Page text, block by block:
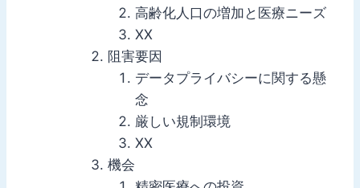
高齢化人口の増加と医療ニーズ
XX
阻害要因
データプライバシーに関する懸
念
厳しい規制環境
XX
機会